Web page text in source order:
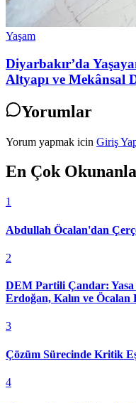
Yaşam
Diyarbakır’da
Altyapı ve Mekânsal
Yorumlar
Yorum yapmak icin Giriş
En Çok
1
Abdullah Öcalan'dan
2
DEM Partili Çandar: Yasa
Erdoğan, Kalın ve Öcalan
3
Çözüm Sürecinde Kritik
4